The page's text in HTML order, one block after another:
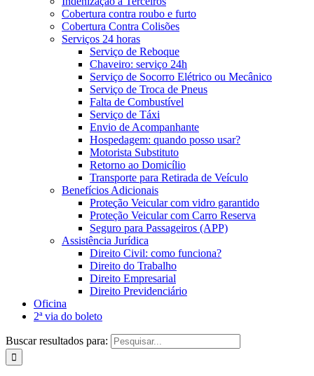
Cobertura contra roubo e furto
Cobertura Contra Colisões
Serviços 24 horas
Serviço de Reboque
Chaveiro: serviço 24h
Serviço de Socorro Elétrico ou Mecânico
Serviço de Troca de Pneus
Falta de Combustível
Serviço de Táxi
Envio de Acompanhante
Hospedagem: quando posso usar?
Motorista Substituto
Retorno ao Domicílio
Transporte para Retirada de Veículo
Benefícios Adicionais
Proteção Veicular com vidro garantido
Proteção Veicular com Carro Reserva
Seguro para Passageiros (APP)
Assistência Jurídica
Direito Civil: como funciona?
Direito do Trabalho
Direito Empresarial
Direito Previdenciário
Oficina
2ª via do boleto
Buscar resultados para: